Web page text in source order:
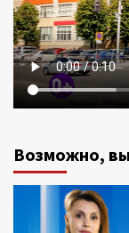
Возможно,